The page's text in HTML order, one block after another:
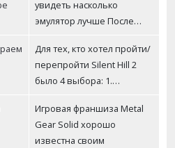
увидеть насколько
эмулятор лучше После…
Для тех, кто хотел пройти/
перепройти Silent Hill 2
было 4 выбора: 1.…
Игровая франшиза Metal
Gear Solid хорошо
известна своим